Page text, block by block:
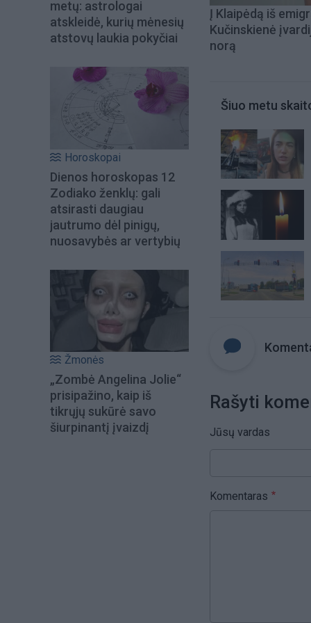
metų: astrologai
atskleidė, kurių mėnesių
atstovų laukia pokyčiai
Horoskopai
Dienos horoskopas 12
Zodiako ženklų: gali
atsirasti daugiau
jautrumo dėl pinigų,
nuosavybės ar vertybių
Žmonės
„Zombė Angelina Jolie“
prisipažino, kaip iš
tikrųjų sukūrė savo
šiurpinantį įvaizdį
Į Klaipėdą iš
Kučinskienė
norą
Šiuo metu
Rašyti
Jūsų vardas
Komentaras